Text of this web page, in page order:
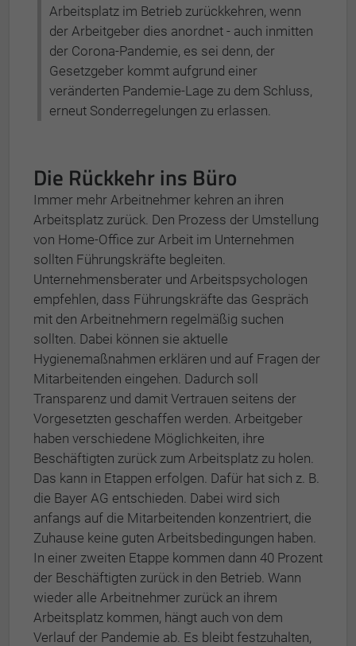
Arbeitsplatz im Betrieb zurückkehren, wenn
der Arbeitgeber dies anordnet - auch inmitten
der Corona-Pandemie, es sei denn, der
Gesetzgeber kommt aufgrund einer
veränderten Pandemie-Lage zu dem Schluss,
erneut Sonderregelungen zu erlassen.
Die Rückkehr ins Büro
Immer mehr Arbeitnehmer kehren an ihren
Arbeitsplatz zurück. Den Prozess der Umstellung
von Home-Office zur Arbeit im Unternehmen
sollten Führungskräfte begleiten.
Unternehmensberater und Arbeitspsychologen
empfehlen, dass Führungskräfte das Gespräch
mit den Arbeitnehmern regelmäßig suchen
sollten. Dabei können sie aktuelle
Hygienemaßnahmen erklären und auf Fragen der
Mitarbeitenden eingehen. Dadurch soll
Transparenz und damit Vertrauen seitens der
Vorgesetzten geschaffen werden. Arbeitgeber
haben verschiedene Möglichkeiten, ihre
Beschäftigten zurück zum Arbeitsplatz zu holen.
Das kann in Etappen erfolgen. Dafür hat sich z. B.
die Bayer AG entschieden. Dabei wird sich
anfangs auf die Mitarbeitenden konzentriert, die
Zuhause keine guten Arbeitsbedingungen haben.
In einer zweiten Etappe kommen dann 40 Prozent
der Beschäftigten zurück in den Betrieb. Wann
wieder alle Arbeitnehmer zurück an ihrem
Arbeitsplatz kommen, hängt auch von dem
Verlauf der Pandemie ab. Es bleibt festzuhalten,